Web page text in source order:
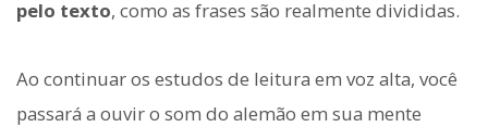
pelo texto, como as frases são realmente divididas.
Ao continuar os estudos de leitura em voz alta, você
passará a ouvir o som do alemão em sua mente